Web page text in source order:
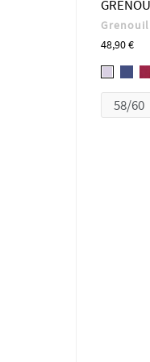
Prix
48,90 €
1220
-
-